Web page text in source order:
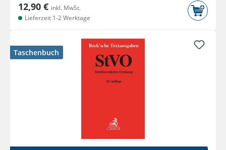
12,90 € inkl. MwSt.
Lieferzeit 1-2 Werktage
Taschenbuch